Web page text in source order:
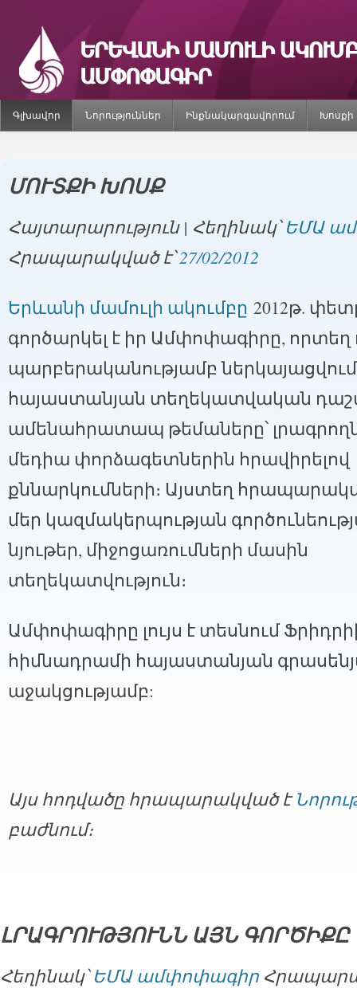
Գլխավոր Նորություններ Ինքնակարգավորում Խոսքի
ՄՈՒՏՔԻ ԽՈՍՔ
Հայտարարություն | Հեղինակ՝ԵՄԱ
Հրապարակված է՝27/02/2012
Երևանի մամուլի ակումբը 2012թ.
գործարկել է իր Ամփոփագիրը, որտեղ
պարբերականությամբ
հայաստանյան տեղեկատվական
ամենահրատապ թեմաները՝
մեդիա փորձագետներին հրավիրելով
քննարկումների։ Այստեղ
մեր կազմակերպության
նյութեր, միջոցառումների մասին
տեղեկատվություն։
Ամփոփագիրը լույս է տեսնում
հիմնադրամի հայաստանյան
աջակցությամբ:
Այս հոդվածը հրապարակված է
բաժնում։
ԼՐԱԳՐՈՒԹՅՈՒՆՆ ԱՅՆ ԳՈՐԾԻՔԸ
Հեղինակ՝ԵՄԱ ամփոփագիր